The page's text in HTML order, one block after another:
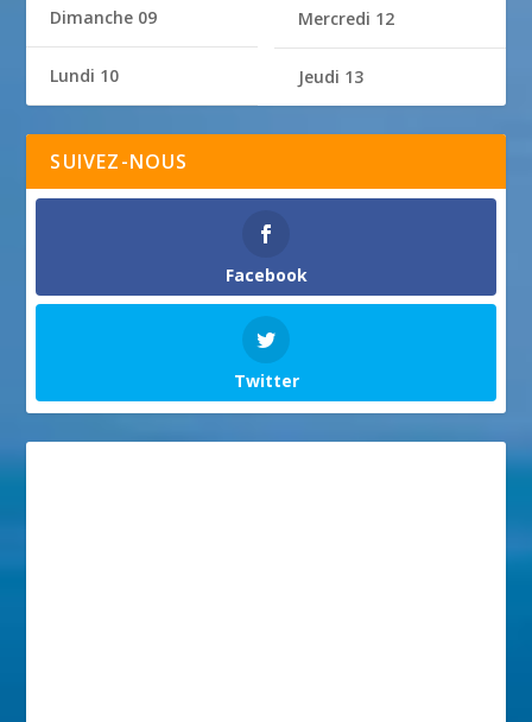
Dimanche 09
Lundi 10
Mercredi 12
Jeudi 13
SUIVEZ-NOUS
Facebook
Twitter